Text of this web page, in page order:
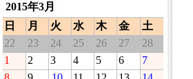
2015年3月
日
月 火 水 木 金
土
22
23 24 25 26 27
28
1
2 3 4 5 6
7